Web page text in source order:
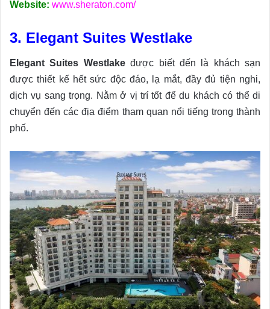
Website: www.sheraton.com/
3. Elegant Suites Westlake
Elegant Suites Westlakeđược biết đến là khách sạn
được thiết kế hết sức độc đáo, lạ mắt, đầy đủ tiện nghi,
dịch vụ sang trọng. Nằm ở vị trí tốt để du khách có thể di
chuyển đến các địa điểm tham quan nổi tiếng trong thành
phố.